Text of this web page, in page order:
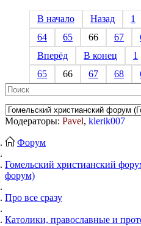
В начало Назад 1
64
65 66 67
Вперёд
В конец 1
65
66 67 68
Модераторы: Pavel, klerik007
Форум
Гомельский христианский
форум)
Про все сразу
Католики, православные и